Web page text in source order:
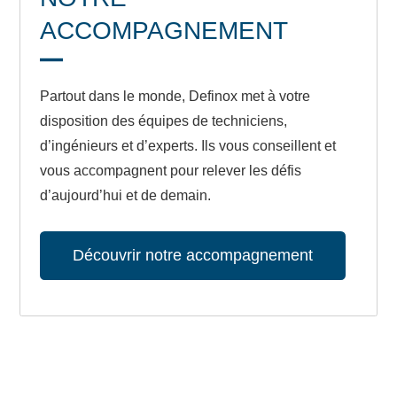
ACCOMPAGNEMENT
Partout dans le monde, Definox met à votre
disposition des équipes de techniciens,
d’ingénieurs et d’experts. Ils vous conseillent et
vous accompagnent pour relever les défis
d’aujourd’hui et de demain.
Découvrir notre accompagnement